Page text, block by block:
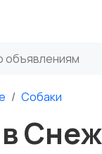
Собаки